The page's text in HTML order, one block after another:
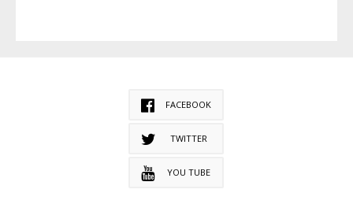
FACEBOOK
TWITTER
YOU TUBE